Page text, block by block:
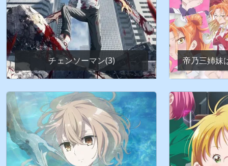
チェンソーマン(3) 帝乃三姉妹